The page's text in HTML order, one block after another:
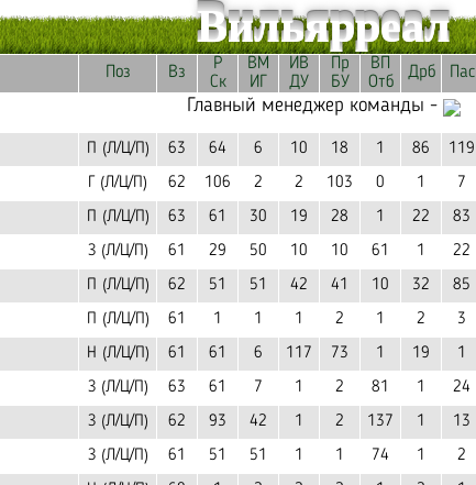
Вильярреал
Поз Вз
Р
Ск
ВМ
ИГ
ИВ
ДУ
Пр
БУ
ВП
Отб
Дрб Пас
Главный менеджер команды -
П (Л/Ц/П) 63 64 6 10 18 1 86 119
Г (Л/Ц/П) 62 106 2 2 103 0 1 7
П (Л/Ц/П) 63 61 30 19 28 1 22 83
З (Л/Ц/П) 61 29 50 10 10 61 1 22
П (Л/Ц/П) 62 51 51 42 41 10 32 85
П (Л/Ц/П) 61 1 1 1 2 1 2 3
Н (Л/Ц/П) 61 61 6 117 73 1 19 1
З (Л/Ц/П) 63 61 7 1 2 81 1 24
З (Л/Ц/П) 62 93 42 1 2 137 1 13
З (Л/Ц/П) 61 51 51 1 1 74 1 2